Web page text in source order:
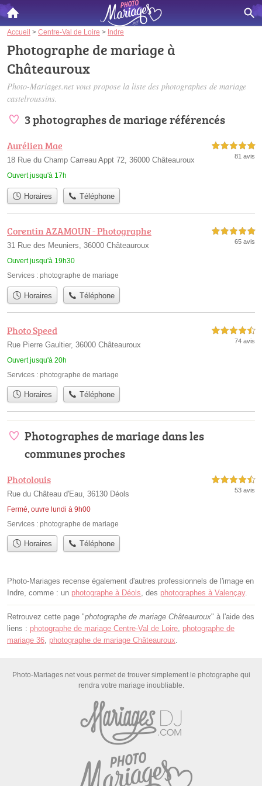
Accueil > Centre-Val de Loire > Indre
Photographe de mariage à
Châteauroux
Photo-Mariages.net vous propose la liste des photographes de mariage
castelroussins.
3 photographes de mariage référencés
Aurélien Mae
18 Rue du Champ Carreau Appt 72, 36000 Châteauroux
Ouvert jusqu'à 17h
5,0 étoiles sur 5
81 avis
Horaires Téléphone
Corentin AZAMOUN - Photographe
31 Rue des Meuniers, 36000 Châteauroux
Ouvert jusqu'à 19h30
5,0 étoiles sur 5
65 avis
Services : photographe de mariage
Horaires Téléphone
Photo Speed
Rue Pierre Gaultier, 36000 Châteauroux
Ouvert jusqu'à 20h
4,5 étoiles sur 5
74 avis
Services : photographe de mariage
Horaires Téléphone
Photographes de mariage dans les
communes proches
Photolouis
Rue du Château d'Eau, 36130 Déols
Fermé, ouvre lundi à 9h00
4,5 étoiles sur 5
53 avis
Services : photographe de mariage
Horaires Téléphone
Photo-Mariages recense également d'autres professionnels de l'image en
Indre, comme : un photographe à Déols , des photographes à Valençay.
Retrouvez cette page "photographe de mariage Châteauroux" à l'aide des
liens : photographe de mariage Centre-Val de Loire photographe de
mariage 36 photographe de mariage Châteauroux
Photo-Mariages.net vous permet de trouver simplement le photographe qui
rendra votre mariage inoubliable.